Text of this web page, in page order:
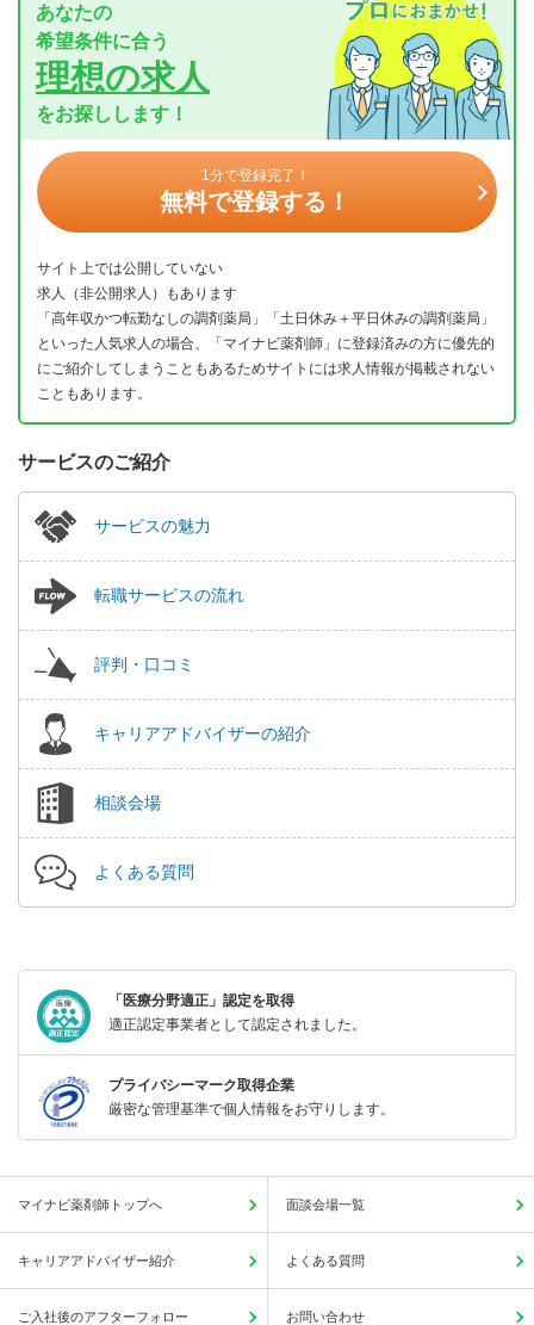
あなたの
希望条件に合う
理想の求人
をお探しします！
1分で登録完了！
無料で登録する！
サイト上では公開していない
求人（非公開求人）もあります
「高年収かつ転勤なしの調剤薬局」「土日休み＋平日休みの調剤薬局」
といった人気求人の場合、「マイナビ薬剤師」に登録済みの方に優先的
にご紹介してしまうこともあるためサイトには求人情報が掲載されない
こともあります。
サービスのご紹介
サービスの魅力
転職サービスの流れ
評判・口コミ
キャリアアドバイザーの紹介
相談会場
よくある質問
「医療分野適正」認定を取得
適正認定事業者として認定されました。
プライバシーマーク取得企業
厳密な管理基準で個人情報をお守りします。
マイナビ薬剤師トップへ 面談会場一覧
キャリアアドバイザー紹介 よくある質問
ご入社後のアフターフォロー お問い合わせ